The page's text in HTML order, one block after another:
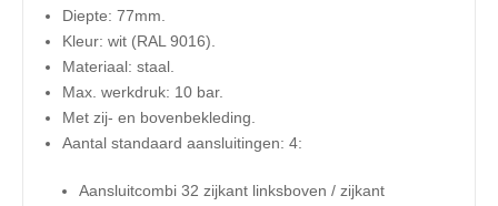
Diepte: 77mm.
Kleur: wit (RAL 9016).
Materiaal: staal.
Max. werkdruk: 10 bar.
Met zij- en bovenbekleding.
Aantal standaard aansluitingen: 4:
Aansluitcombi 32 zijkant linksboven / zijkant